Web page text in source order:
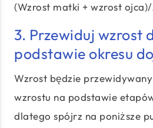
(Wzrost matki + wzrost
3. Przewiduj wzrost
podstawie okresu
Wzrost będzie
wzrostu na podstawie
dlatego spójrz na poniższe